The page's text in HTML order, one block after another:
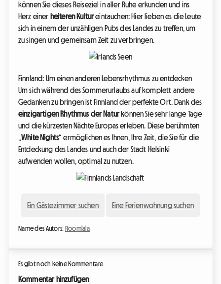
können Sie dieses Reiseziel in aller Ruhe erkunden und ins
Herz einer heiteren Kultureintauchen: Hier lieben es die Leute
sich in einem der unzähligen Pubs des Landes zu treffen, um
zu singen und gemeinsam Zeit zu verbringen.
Finnland: Um einen anderen Lebensrhythmus zu entdecken
Um sich während des Sommerurlaubs auf komplett andere
Gedanken zu bringen ist Finnland der perfekte Ort. Dank des
einzigartigen Rhythmus der Naturkönnen Sie sehr lange Tage
und die kürzesten Nächte Europas erleben. Diese berühmten
„White Nights“ ermöglichen es Ihnen, Ihre Zeit, die Sie für die
Entdeckung des Landes und auch der Stadt Helsinki
aufwenden wollen, optimal zu nutzen.
Ein Gästezimmer suchen Eine Ferienwohnung suchen
Name des Autors: Roomlala
Es gibt noch keine Kommentare.
Kommentar hinzufügen